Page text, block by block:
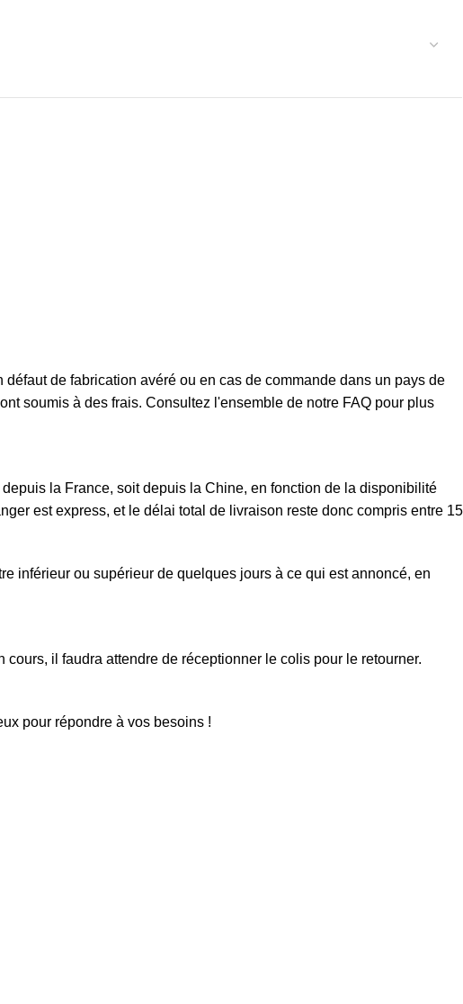
de fabrication avéré ou en cas de commande dans un pays de
soumis à des frais. Consultez l'ensemble de notre FAQ pour plus
la France, soit depuis la Chine, en fonction de la disponibilité
est express, et le délai total de livraison reste donc compris entre 15
inférieur ou supérieur de quelques jours à ce qui est annoncé, en
il faudra attendre de réceptionner le colis pour le retourner.
pour répondre à vos besoins !